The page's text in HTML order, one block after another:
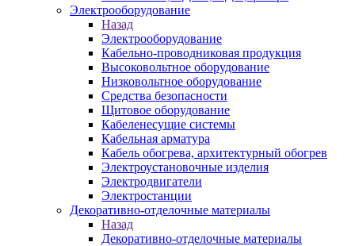
Электрооборудование
Назад
Электрооборудование
Кабельно-проводниковая продукция
Высоковольтное оборудование
Низковольтное оборудование
Средства безопасности
Щитовое оборудование
Кабеленесущие системы
Кабельная арматура
Кабель обогрева, архитектурный обогрев
Электроустановочные изделия
Электродвигатели
Электростанции
Декоративно-отделочные материалы
Назад
Декоративно-отделочные материалы